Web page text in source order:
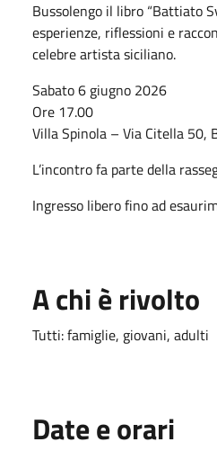
Bussolengo il libro “Battiato
esperienze, riflessioni e
celebre artista siciliano.
Sabato 6 giugno 2026
Ore 17.00
Villa Spinola – Via Citella 50,
L’incontro fa parte della
Ingresso libero fino ad
A chi è rivolto
Tutti: famiglie, giovani, adulti
Date e orari